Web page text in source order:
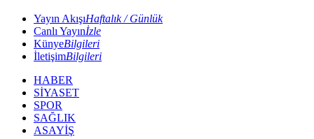
Yayın AkışıHaftalık / Günlük
Canlı Yayınİzle
KünyeBilgileri
İletişimBilgileri
HABER
SİYASET
SPOR
SAĞLIK
ASAYİŞ